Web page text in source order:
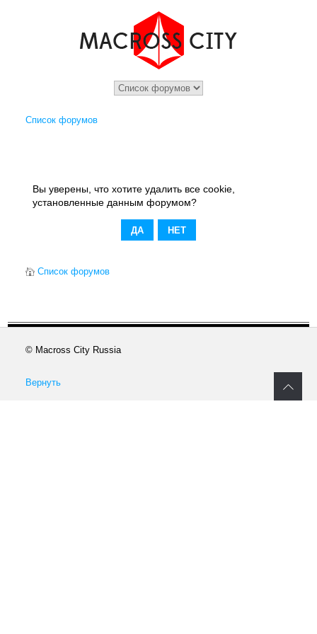
Список форумов
Вы уверены, что хотите удалить все cookie,
установленные данным форумом?
Список форумов
© Macross City Russia
Вернуть